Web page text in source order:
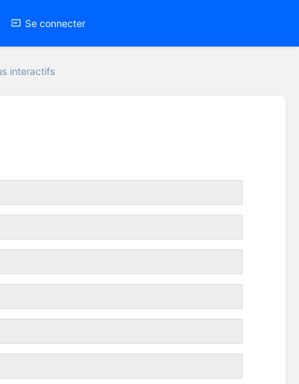
Se connecter
interactifs